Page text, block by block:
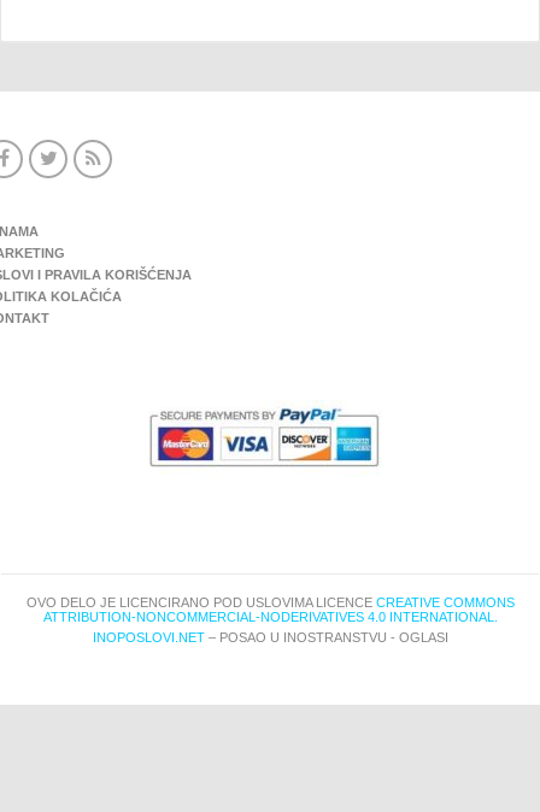
I PRAVILA KORIŠĆENJA
KOLAČIĆA
OVO DELO JE LICENCIRANO POD USLOVIMA LICENCE CREATIVE COMMONS
ATTRIBUTION-NONCOMMERCIAL-NODERIVATIVES 4.0 INTERNATIONAL.
INOPOSLOVI.NET– POSAO U INOSTRANSTVU - OGLASI